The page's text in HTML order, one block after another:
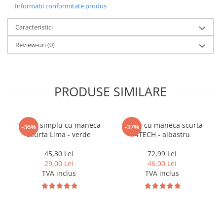
Jachete / Bluze salopeta
Pantaloni de lucru cu pieptar
Pantaloni de lucru in talie
Tricouri polo
Informatii conformitate produs
Caracteristici
Review-uri(0)
PRODUSE SIMILARE
-36%
Tricou simplu cu maneca
scurta Lima - verde
45,30 Lei
29,00 Lei
TVA inclus
-37%
Tricou cu maneca scurta
4TECH - albastru
72,99 Lei
46,00 Lei
TVA inclus